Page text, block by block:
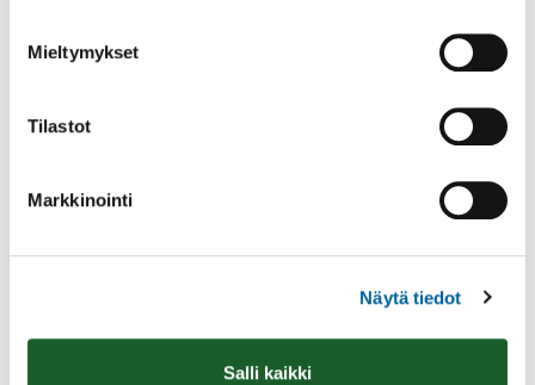
Mieltymykset
Tilastot
Markkinointi
Näytä tiedot
Salli kaikki
Vatulanharjun Vestivaalit
16:00